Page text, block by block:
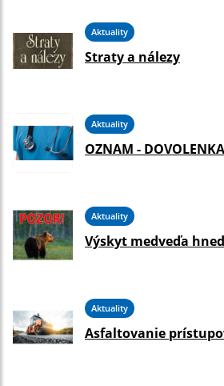
Aktuality
Straty a nálezy
Aktuality
OZNAM - DOVOLENKA
Aktuality
Výskyt medveďa
Aktuality
Asfaltovanie